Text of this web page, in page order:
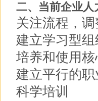
二、当前企业人
关注流程，
建立学习型
培养和使用
建立平行的
科学培训